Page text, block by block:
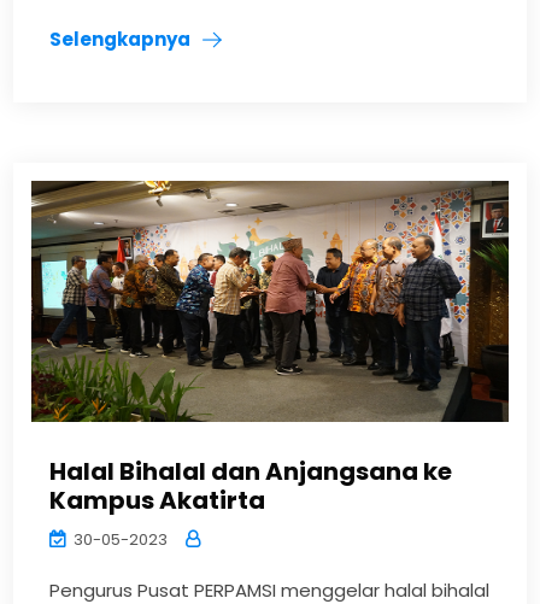
Selengkapnya
Halal Bihalal dan Anjangsana ke
Kampus Akatirta
30-05-2023
Pengurus Pusat PERPAMSI menggelar halal bihalal